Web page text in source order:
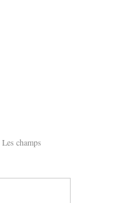
Les champs